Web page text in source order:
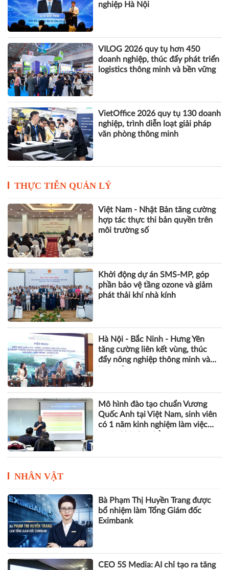
nghiệp Hà Nội
VILOG 2026 quy tụ hơn 450
doanh nghiệp, thúc đẩy phát triển
logistics thông minh và bền vững
VietOffice 2026 quy tụ 130 doanh
nghiệp, trình diễn loạt giải pháp
văn phòng thông minh
THỰC TIỄN QUẢN LÝ
Việt Nam - Nhật Bản tăng cường
hợp tác thực thi bản quyền trên
môi trường số
Khởi động dự án SMS-MP, góp
phần bảo vệ tầng ozone và giảm
phát thải khí nhà kính
Hà Nội - Bắc Ninh - Hưng Yên
tăng cường liên kết vùng, thúc
đẩy nông nghiệp thông minh và
Mô hình đào tạo chuẩn Vương
Quốc Anh tại Việt Nam, sinh viên
có 1 năm kinh nghiệm làm việc
NHÂN VẬT
Bà Phạm Thị Huyền Trang được
bổ nhiệm làm Tổng Giám đốc
Eximbank
CEO 5S Media: AI chỉ tạo ra tăng